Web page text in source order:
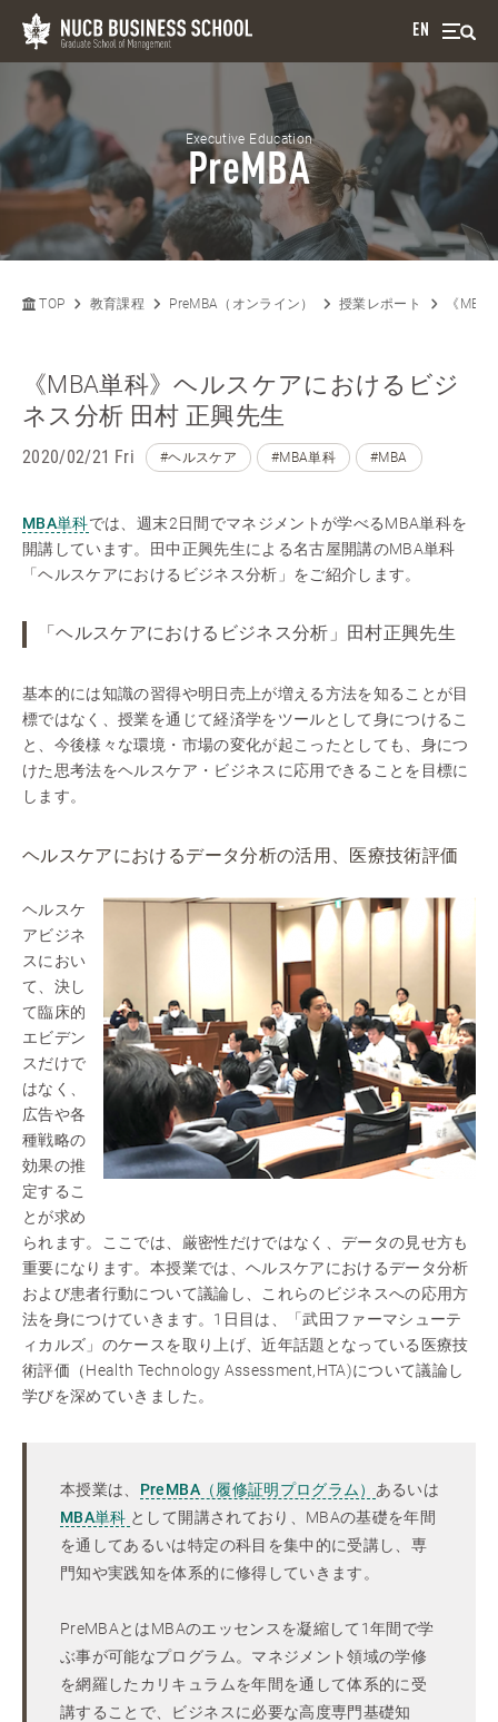
EN
Executive Education
PreMBA
TOP 教育課程 PreMBA（オンライン） 授業レポート 《
《MBA単科》ヘルスケアにおけるビジ
ネス分析 田村 正興先生
2020/02/21 Fri #ヘルスケア #MBA単科 #MBA
MBA単科では、週末2日間でマネジメントが学べるMBA単科を
開講しています。田中正興先生による名古屋開講のMBA単科
「ヘルスケアにおけるビジネス分析」をご紹介します。
「ヘルスケアにおけるビジネス分析」田村正興先生
基本的には知識の習得や明日売上が増える方法を知ることが目
標ではなく、授業を通じて経済学をツールとして身につけるこ
と、今後様々な環境・市場の変化が起こったとしても、身につ
けた思考法をヘルスケア・ビジネスに応用できることを目標に
します。
ヘルスケアにおけるデータ分析の活用、医療技術評価
ヘルスケ
アビジネ
スにおい
て、決し
て臨床的
エビデン
スだけで
はなく、
広告や各
種戦略の
効果の推
定するこ
とが求め
られます。ここでは、厳密性だけではなく、データの見せ方も
重要になります。本授業では、ヘルスケアにおけるデータ分析
および患者行動について議論し、これらのビジネスへの応用方
法を身につけていきます。1日目は、「武田ファーマシューテ
ィカルズ」のケースを取り上げ、近年話題となっている医療技
術評価（Health Technology Assessment,HTA)について議論し
学びを深めていきました。
本授業は、 PreMBA（履修証明プログラム） あるいは
MBA単科 として開講されており、MBAの基礎を年間
を通してあるいは特定の科目を集中的に受講し、専
門知や実践知を体系的に修得していきます。
PreMBAとはMBAのエッセンスを凝縮して1年間で学
ぶ事が可能なプログラム。マネジメント領域の学修
を網羅したカリキュラムを年間を通して体系的に受
講することで、ビジネスに必要な高度専門基礎知